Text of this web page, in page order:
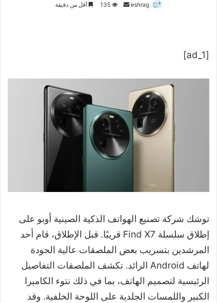
eshrag
أرسل 135 أقل من دقيقة
[ad_1]
توشك شركة تصنيع الهواتف الذكية الصينية أوبو على
إطلاق سلسلة Find X7 قريبًا. قبل الإطلاق، قام أحد
المرشدين بتسريب بعض الملصقات عالية الجودة
لهاتف Android الرائد. تكشف الملصقات التفاصيل
الرئيسية لتصميم الهاتف، بما في ذلك نتوء الكاميرا
الكبير واللمسات الجلدية على اللوحة الخلفية. وقد